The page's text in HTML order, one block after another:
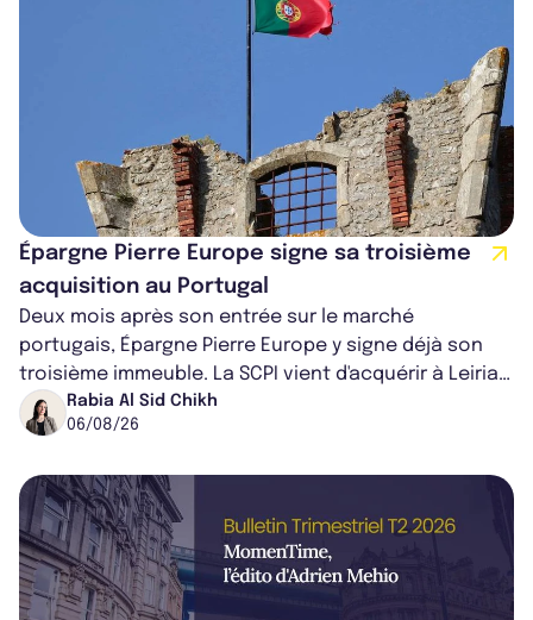
Épargne Pierre Europe signe sa troisième
acquisition au Portugal
Deux mois après son entrée sur le marché
portugais, Épargne Pierre Europe y signe déjà son
troisième immeuble. La SCPI vient d'acquérir à Leiria,
dans le centre du pays, un établis...
Rabia Al Sid Chikh
06/08/26